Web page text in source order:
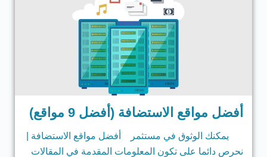
أفضل مواقع الاستضافة (أفضل 9 مواقع)
يمكنك الوثوق في مستثمر أفضل مواقع الاستضافة |
نحرص دائما على تكون المعلومات المقدمة في المقالات